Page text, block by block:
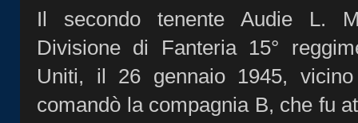
Il secondo tenente Audie L.
Divisione di Fanteria 15°
Uniti, il 26 gennaio 1945,
comandò la compagnia B, che fu